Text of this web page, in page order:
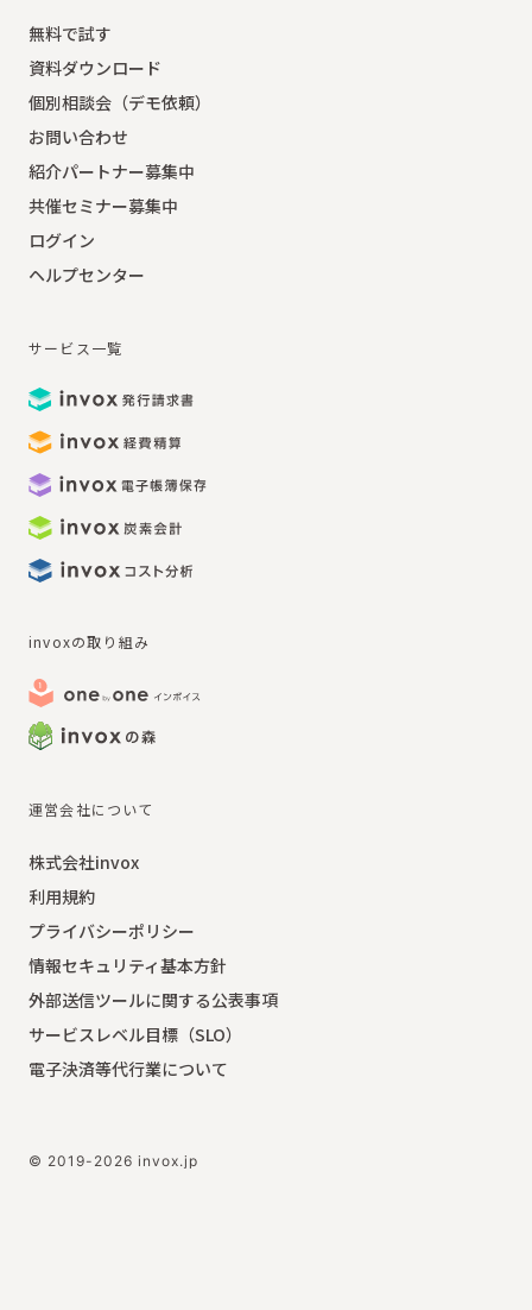
無料で試す
資料ダウンロード
個別相談会（デモ依頼）
お問い合わせ
紹介パートナー募集中
共催セミナー募集中
ログイン
ヘルプセンター
サービス一覧
invoxの取り組み
運営会社について
株式会社invox
利用規約
プライバシーポリシー
情報セキュリティ基本方針
外部送信ツールに関する公表事項
サービスレベル目標（SLO）
電子決済等代行業について
© 2019-2026 invox.jp